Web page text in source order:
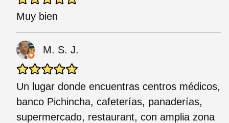
Muy bien
M. S. J.
Un lugar donde encuentras centros médicos,
banco Pichincha, cafeterías, panaderías,
supermercado, restaurant, con amplia zona